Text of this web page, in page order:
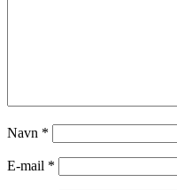
Navn *
E-mail *